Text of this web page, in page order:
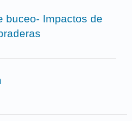
buceo- Impactos de